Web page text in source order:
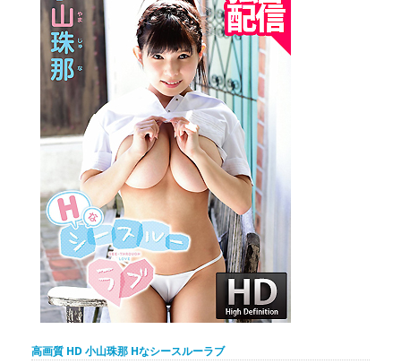
高画質 HD 小山珠那 Hなシースルーラブ